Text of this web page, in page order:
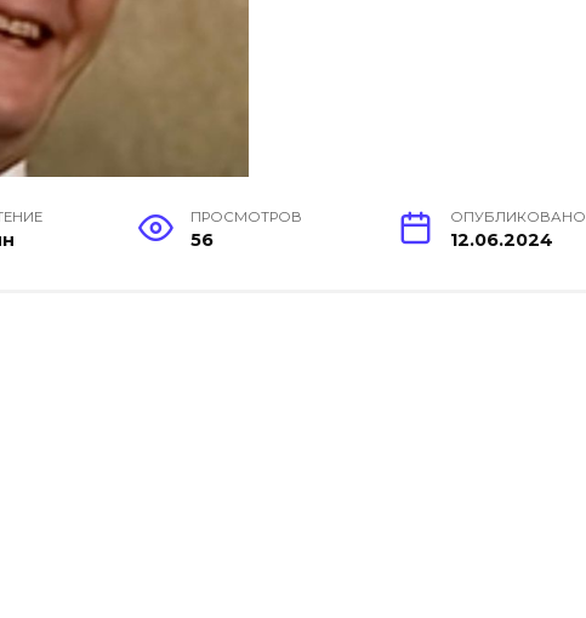
ПРОСМОТРОВ
56
ОПУБЛИКОВАНО
12.06.2024